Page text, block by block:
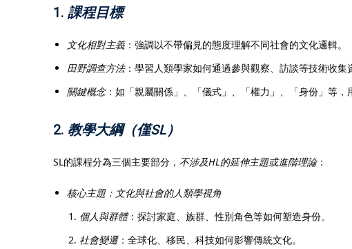
1. 課程目標
文化相對主義：強調以不帶偏見的態度理解不同社會的文化邏輯。
田野調查方法：學習人類學家如何通過參與觀察、訪談等技術收集
關鍵概念：如「親屬關係」、「儀式」、「權力」、「身份」等，
2. 教學大綱（僅SL）
SL的課程分為三個主要部分， 不涉及HL的延伸主題或進階理論：
核心主題：文化與社會的人類學視角
個人與群體：探討家庭、族群、性別角色等如何塑造身份。
社會變遷：全球化、移民、科技如何影響傳統文化。